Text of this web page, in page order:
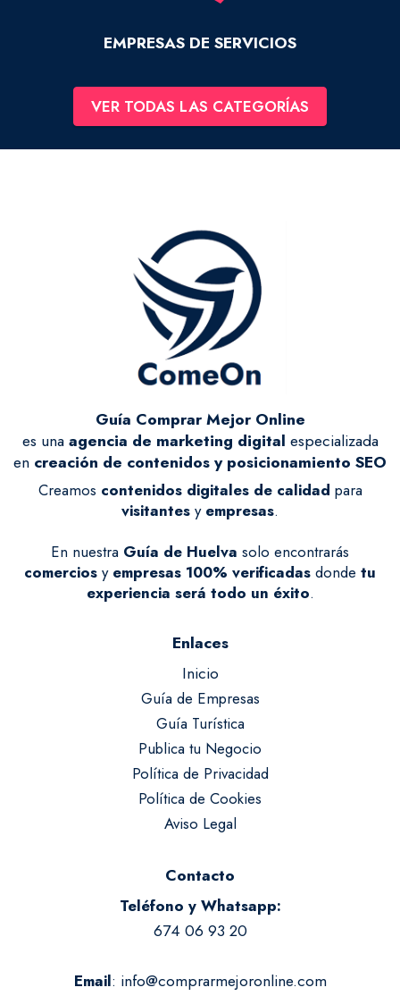
EMPRESAS DE SERVICIOS
VER TODAS LAS CATEGORÍAS
Guía Comprar Mejor Online
es unaagencia de marketing digital especializada
en creación de contenidos y posicionamiento SEO
Creamos contenidos digitales de calidad para
visitantes y empresas.
En nuestra Guía de Huelva solo encontrarás
comercios y empresas 100% verificadas donde tu
experiencia será todo un éxito.
Enlaces
Inicio
Guía de Empresas
Guía Turística
Publica tu Negocio
Política de Privacidad
Política de Cookies
Aviso Legal
Contacto
Teléfono y Whatsapp:
674 06 93 20
Email: info@comprarmejoronline.com